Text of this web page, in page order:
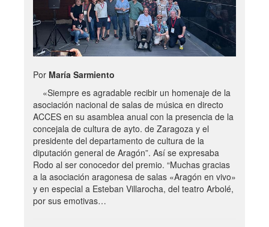
Por María Sarmiento
«Siempre es agradable recibir un homenaje de la
asociación nacional de salas de música en directo
ACCES en su asamblea anual con la presencia de la
concejala de cultura de ayto. de Zaragoza y el
presidente del departamento de cultura de la
diputación general de Aragón”. Así se expresaba
Rodo al ser conocedor del premio. “Muchas gracias
a la asociación aragonesa de salas «Aragón en vivo»
y en especial a Esteban Villarocha, del teatro Arbolé,
por sus emotivas…